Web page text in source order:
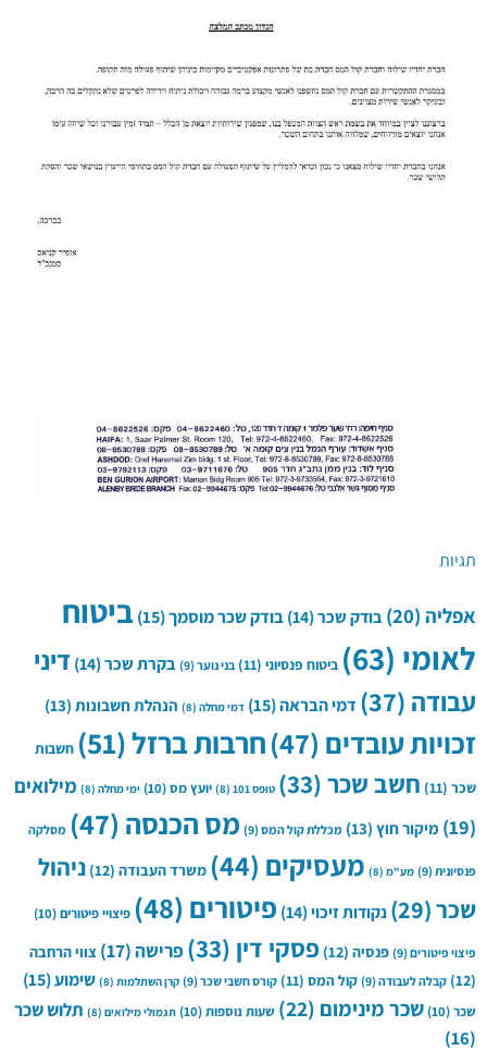
תגיות
אפליה(20) בודק שכר(14) בודק שכר מוסמך(15)
ביטוח
לאומי(63) ביטוח פנסיוני(11) בני נוער(9) בקרת שכר(14)
דיני
עבודה(37) דמי הבראה(15) דמי מחלה(8) הנהלת חשבונות(13)
זכויות עובדים(47) חרבות ברזל(51)
חשבות
שכר(11) חשב שכר(33) טופס 101 (8) יועץ מס(10) ימי מחלה(8)
מילואים
מיקור חוץ(13) מכללת קול המס(9) מס הכנסה(47) מסלקה
פנסיונית(9) מע"מ(8) מעסיקים(44) משרד העבודה(12)
ניהול
שכר(29) נקודות זיכוי(14) פיטורים(48) פיצויי פיטורים(10)
פיצוי פיטורים(9) פנסיה(12) פסקי דין(33) פרישה(17)
צווי הרחבה
קבלה לעבודה(9) קול המס(11) קורס חשבי שכר(9) קרן השתלמות(8) שימוע(15)
שכר(10) שכר מינימום(22) שעות נוספות(10) תגמולי מילואים(8)
תלוש שכר